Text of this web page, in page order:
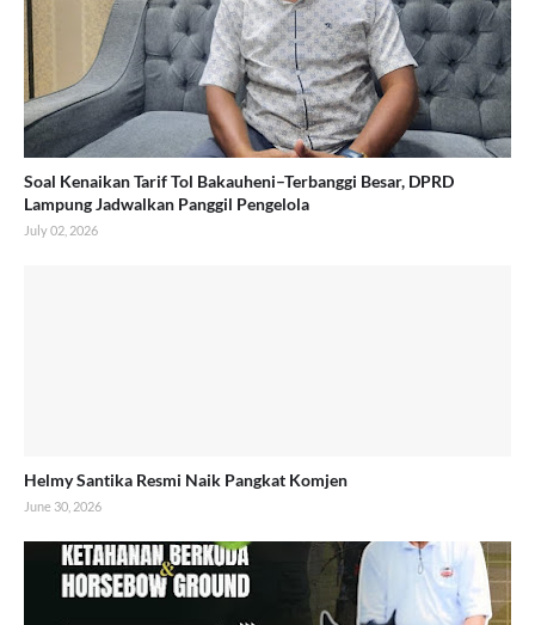
Soal Kenaikan Tarif Tol Bakauheni–Terbanggi Besar, DPRD
Lampung Jadwalkan Panggil Pengelola
July 02, 2026
Helmy Santika Resmi Naik Pangkat Komjen
June 30, 2026